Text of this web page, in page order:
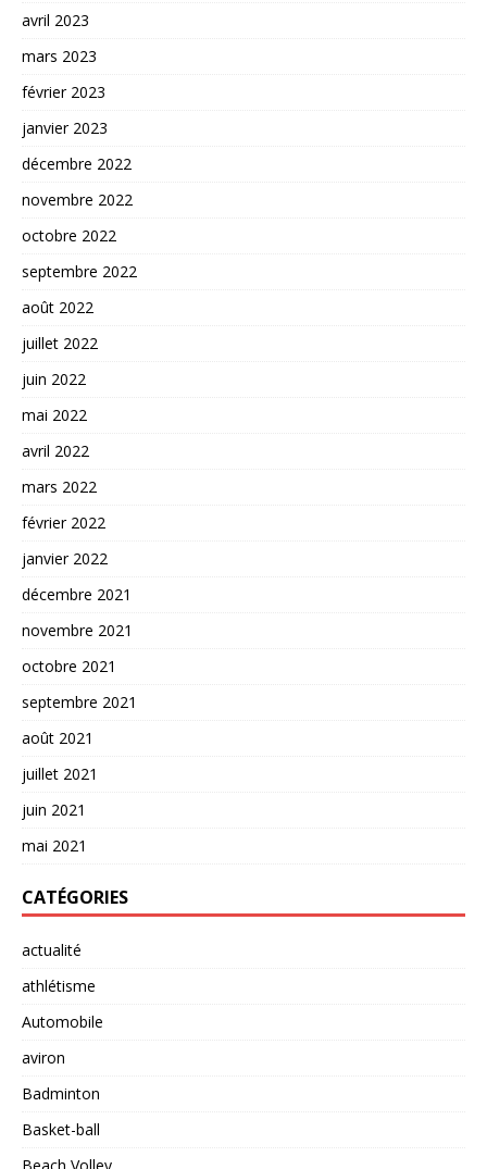
avril 2023
mars 2023
février 2023
janvier 2023
décembre 2022
novembre 2022
octobre 2022
septembre 2022
août 2022
juillet 2022
juin 2022
mai 2022
avril 2022
mars 2022
février 2022
janvier 2022
décembre 2021
novembre 2021
octobre 2021
septembre 2021
août 2021
juillet 2021
juin 2021
mai 2021
CATÉGORIES
actualité
athlétisme
Automobile
aviron
Badminton
Basket-ball